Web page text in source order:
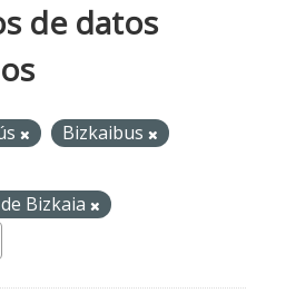
de datos
Bizkaibus
Bizkaia